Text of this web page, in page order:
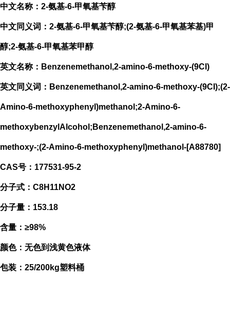
中文名称：2-氨基-6-甲氧基苄醇
中文同义词：2-氨基-6-甲氧基苄醇;(2-氨基-6-甲氧基苯基)甲
醇;2-氨基-6-甲氧基苯甲醇
英文名称：Benzenemethanol,2-amino-6-methoxy-(9CI)
英文同义词：Benzenemethanol,2-amino-6-methoxy-(9CI);(2-
Amino-6-methoxyphenyl)methanol;2-Amino-6-
methoxybenzylAlcohol;Benzenemethanol,2-amino-6-
methoxy-;(2-Amino-6-methoxyphenyl)methanol-[A88780]
CAS号：177531-95-2
分子式：C8H11NO2
分子量：153.18
含量：≥98%
颜色：无色到浅黄色液体
包装：25/200kg塑料桶